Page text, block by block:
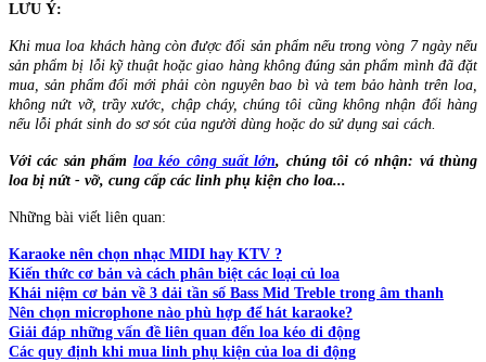
LƯU Ý:
Khi mua loa khách hàng còn được đổi sản phẩm nếu trong vòng 7 ngày nếu
sản phẩm bị lỗi kỹ thuật hoặc giao hàng không đúng sản phẩm mình đã đặt
mua, sản phẩm đổi mới phải còn nguyên bao bì và tem bảo hành trên loa,
không nứt vỡ, trầy xước, chập cháy, chúng tôi cũng không nhận đổi hàng
nếu lỗi phát sinh do sơ sót của người dùng hoặc do sử dụng sai cách.
Với các sản phẩm loa kéo công suất lớn, chúng tôi có nhận: vá thùng
loa bị nứt - vỡ, cung cấp các linh phụ kiện cho loa...
Những bài viết liên quan:
Karaoke nên chọn nhạc MIDI hay KTV ?
Kiến thức cơ bản và cách phân biệt các loại củ loa
Khái niệm cơ bản về 3 dải tần số Bass Mid Treble trong âm thanh
Nên chọn microphone nào phù hợp để hát karaoke?
Giải đáp những vấn đề liên quan đến loa kéo di động
Các quy định khi mua linh phụ kiện của loa di động